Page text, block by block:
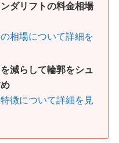
ダリフトの料金相場
相場について詳細を
減らして輪郭をシュ
徴について詳細を見